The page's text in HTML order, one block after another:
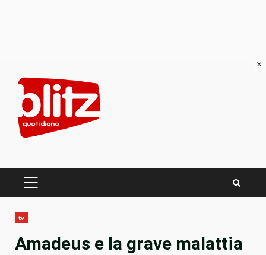
content
PRIMARY
tv
Amadeus e la grave malattia
×